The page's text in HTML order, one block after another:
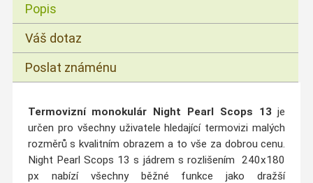
Popis
Váš dotaz
Poslat známénu
Termovizní monokulár Night Pearl Scops 13je
určen pro všechny uživatele hledající termovizi malých
rozměrů s kvalitním obrazem a to vše za dobrou cenu.
Night Pearl Scops 13 s jádrem s rozlišením 240x180
px nabízí všechny běžné funkce jako dražší